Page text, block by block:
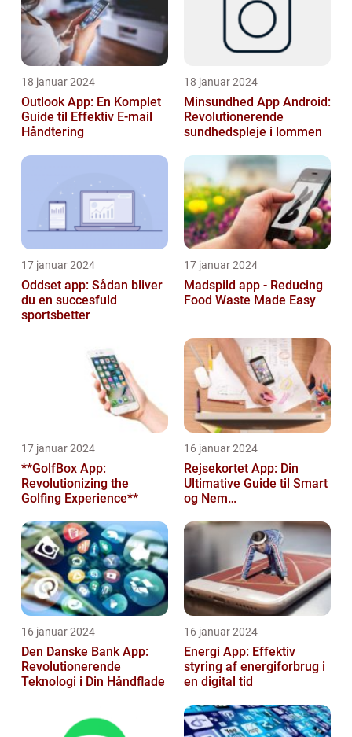
18 januar 2024
Outlook App: En Komplet
Guide til Effektiv E-mail
Håndtering
18 januar 2024
Minsundhed App Android:
Revolutionerende
sundhedspleje i lommen
17 januar 2024
Oddset app: Sådan bliver
du en succesfuld
sportsbetter
17 januar 2024
Madspild app - Reducing
Food Waste Made Easy
17 januar 2024
**GolfBox App:
Revolutionizing the
Golfing Experience**
16 januar 2024
Rejsekortet App: Din
Ultimative Guide til Smart
og Nem
16 januar 2024
Den Danske Bank App:
Revolutionerende
Teknologi i Din Håndflade
16 januar 2024
Energi App: Effektiv
styring af energiforbrug i
en digital tid